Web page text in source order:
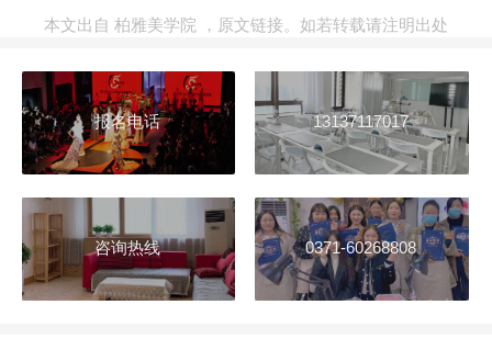
本文出自 柏雅美学院 ， 原文链接。如若转载请注明出处
报名电话 13137117017
咨询热线 0371-60268808